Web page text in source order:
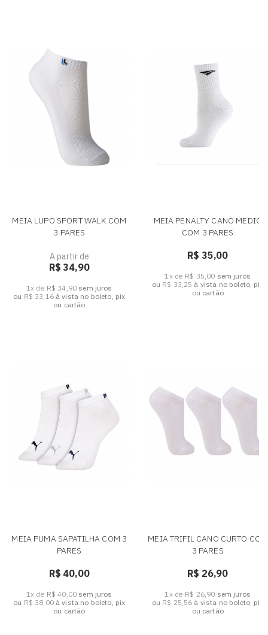
MEIA LUPO SPORT WALK COM
3 PARES
A partir de
R$ 34,90
1x de R$ 34,90 sem juros
ou R$ 33,16à vista no boleto, pix
ou cartão
MEIA PENALTY CANO MEDIO
COM 3 PARES
R$ 35,00
1x de R$ 35,00 sem juros
ou R$ 33,25 à vista no boleto, pix
ou cartão
MEIA PUMA SAPATILHA COM 3
PARES
R$ 40,00
1x de R$ 40,00 sem juros
ou R$ 38,00à vista no boleto, pix
ou cartão
MEIA TRIFIL CANO CURTO COM
3 PARES
R$ 26,90
1x de R$ 26,90 sem juros
ou R$ 25,56 à vista no boleto, pix
ou cartão